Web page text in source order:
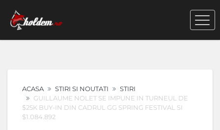
ACASA STIRI SI NOUTATI
STIRI
GUILLAUME NOLET SE IMPUNE IN TURNEUL DE
$25K BUY-IN DIN CADRUL GG SPRING FESTIVAL SI
$1.084.892